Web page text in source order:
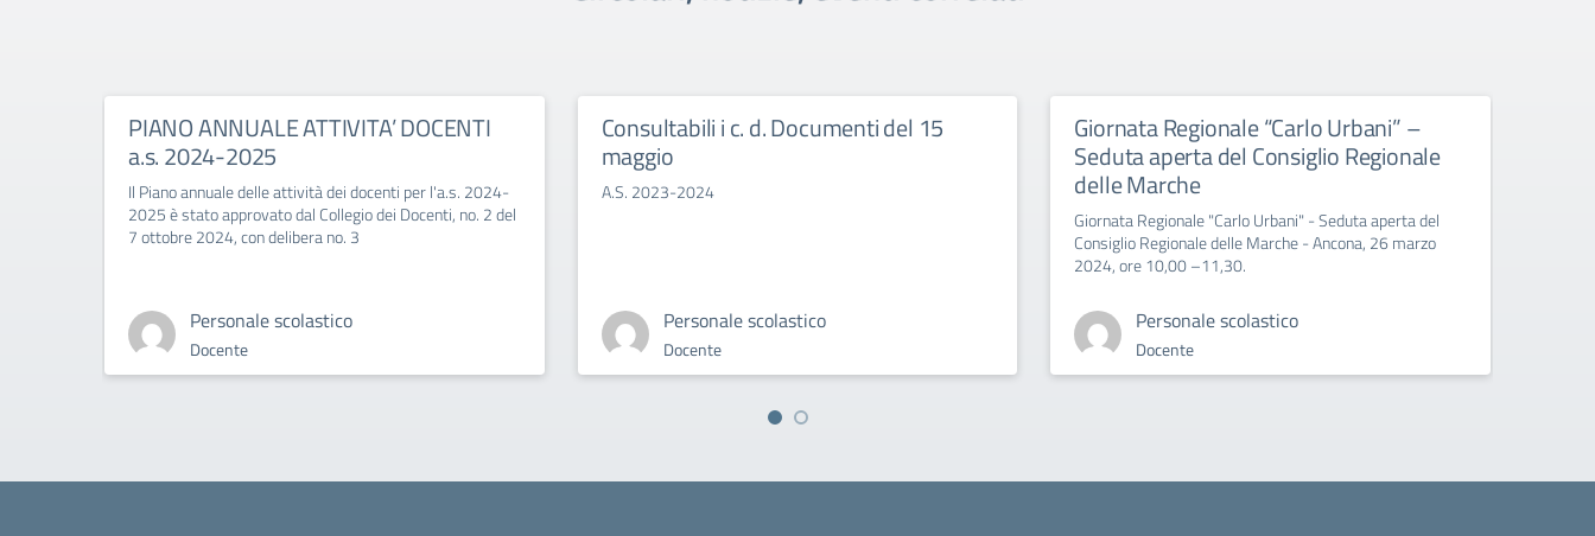
PIANO ANNUALE ATTIVITA’ DOCENTI
a.s. 2024-2025
Il Piano annuale delle attività dei docenti per l'a.s. 2024-
2025 è stato approvato dal Collegio dei Docenti, no. 2 del
7 ottobre 2024, con delibera no. 3
Personale scolastico
Docente
Consultabili i c. d. Documenti del 15
maggio
A.S. 2023-2024
Personale scolastico
Docente
Giornata Regionale “Carlo Urbani” –
Seduta aperta del Consiglio Regionale
delle Marche
Giornata Regionale "Carlo Urbani" - Seduta aperta del
Consiglio Regionale delle Marche - Ancona, 26 marzo
2024, ore 10,00 –11,30.
Personale scolastico
Docente